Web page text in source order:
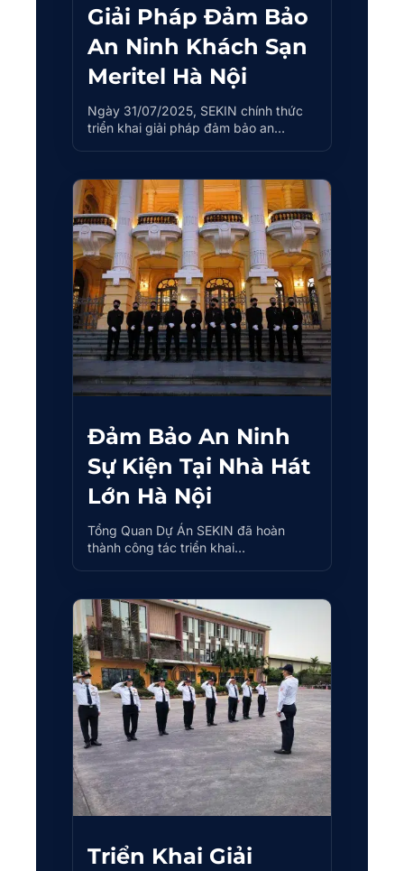
Giải Pháp Đảm Bảo
An Ninh Khách Sạn
Meritel Hà Nội
Ngày 31/07/2025, SEKIN chính thức
triển khai giải pháp đảm bảo an…
Đảm Bảo An Ninh
Sự Kiện Tại Nhà Hát
Lớn Hà Nội
Tổng Quan Dự Án SEKIN đã hoàn
thành công tác triển khai…
Triển Khai Giải